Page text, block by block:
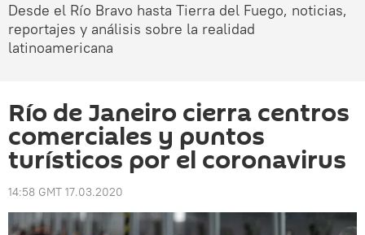
Desde el Río Bravo hasta Tierra del Fuego, noticias,
reportajes y análisis sobre la realidad
latinoamericana
Río de Janeiro cierra centros
comerciales y puntos
turísticos por el coronavirus
14:58 GMT 17.03.2020